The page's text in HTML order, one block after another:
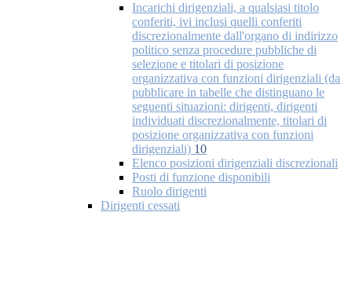
Incarichi dirigenziali, a qualsiasi titolo
conferiti, ivi inclusi quelli conferiti
discrezionalmente dall'organo di indirizzo
politico senza procedure pubbliche di
selezione e titolari di posizione
organizzativa con funzioni dirigenziali (da
pubblicare in tabelle che distinguano le
seguenti situazioni: dirigenti, dirigenti
individuati discrezionalmente, titolari di
posizione organizzativa con funzioni
dirigenziali) 10
Elenco posizioni dirigenziali discrezionali
Posti di funzione disponibili
Ruolo dirigenti
Dirigenti cessati